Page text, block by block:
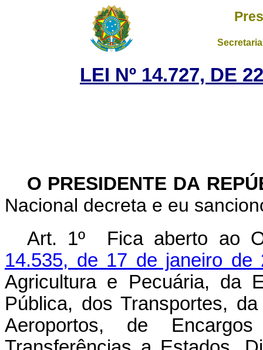
LEI Nº 14.727, DE
O PRESIDENTE DA
Nacional decreta e eu
Art. 1º Fica aberto ao
14.535, de 17 de janeiro de
Agricultura e Pecuária, da
Pública, dos Transportes,
Aeroportos, de